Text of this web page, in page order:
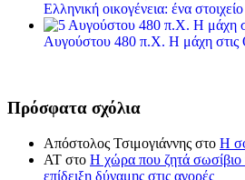
Ελληνική οικογένεια: ένα
Αυγούστου 480 π.Χ. Η μάχη στις
Πρόσφατα σχόλια
Απόστολος Τσιμογιάννης στο Η
ΑΤ στο Η χώρα που ζητά σωσίβιο
επίδειξη δύναμης στις αγορές